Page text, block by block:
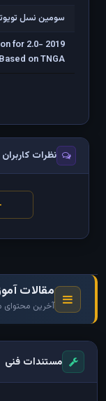
سومین نسل
for 2.0-
on TNGA
نظرات کاربران
مقالات
آخرین محتوای
مستندات فنی